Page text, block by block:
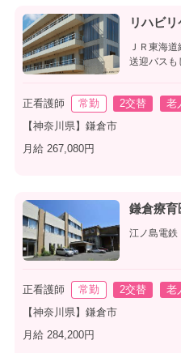
リハビ
ＪＲ東海
送迎バスも
正看護師 常勤 2交替
老
【神奈川県】鎌倉市
月給 267,080円
鎌倉療育
江ノ島電
正看護師 常勤 2交替
老
【神奈川県】鎌倉市
月給 284,200円